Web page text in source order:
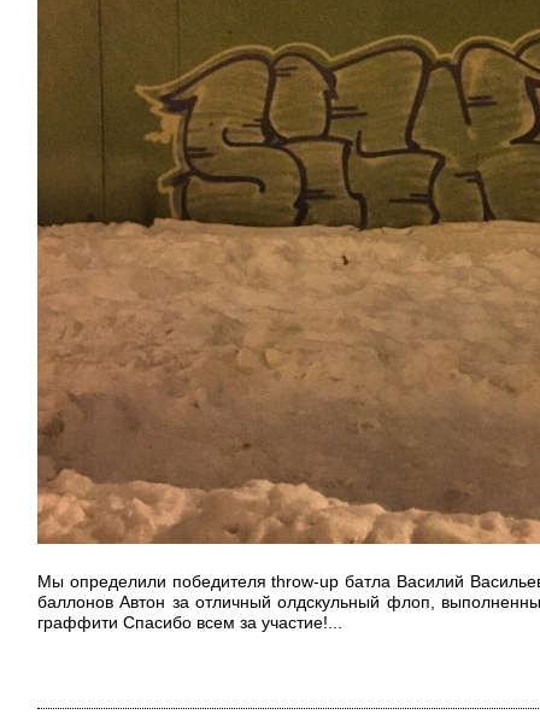
Мы определили победителя throw-up батла Василий
баллонов Автон за отличный олдскульный флоп,
граффити Спасибо всем за участие!...